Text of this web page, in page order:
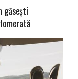
găsești